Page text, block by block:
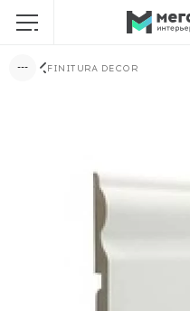
FINITURA DECOR